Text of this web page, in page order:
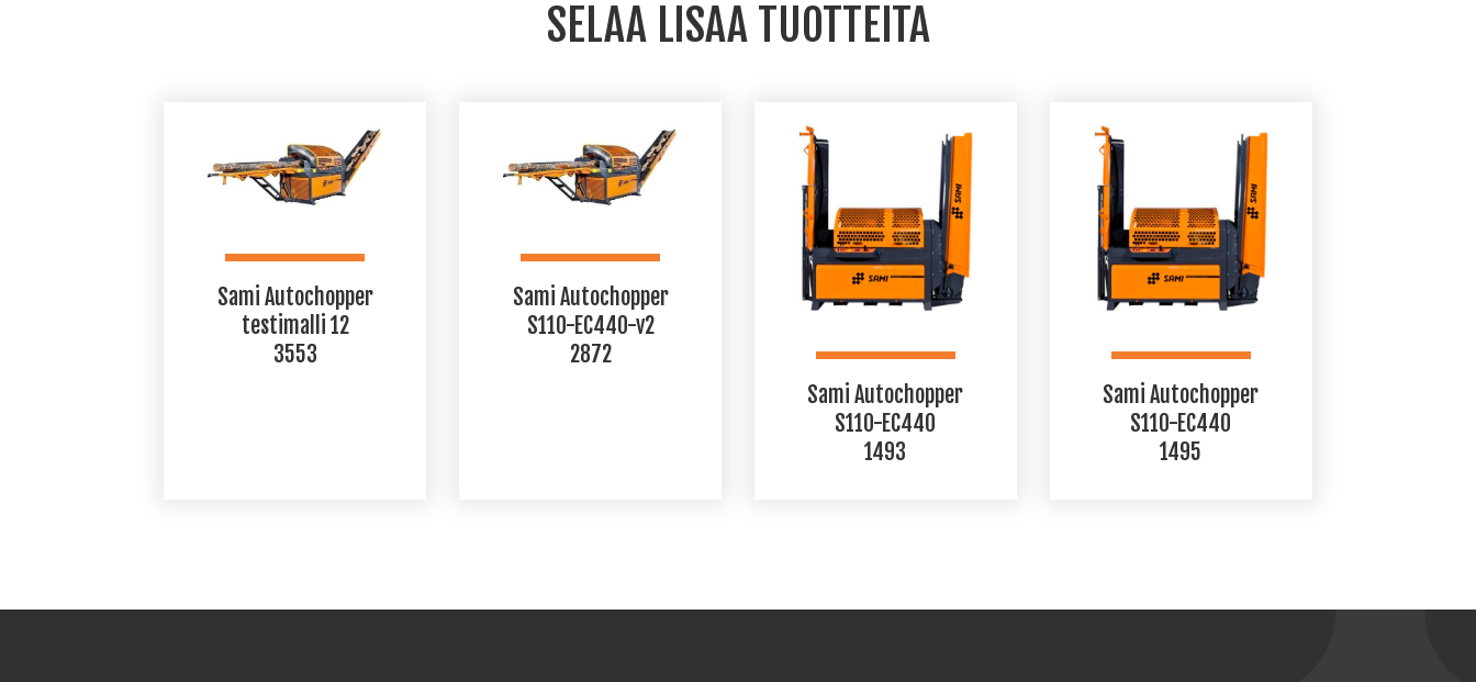
SELAA LISAA TUOTTEITA
Sami Autochopper
testimalli 12
3553
Sami Autochopper
S110-EC440-v2
2872
Sami Autochopper
S110-EC440
1493
Sami Autochopper
S110-EC440
1495